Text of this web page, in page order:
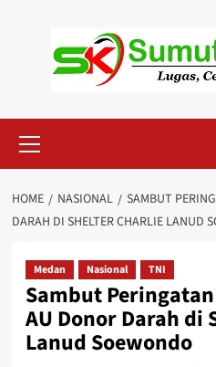
Menu
HOME NASIONAL
SAMBUT
DARAH DI SHELTER CHARLIE LANUD
Medan Nasional TNI
Sambut
AU Donor Darah di
Lanud Soewondo